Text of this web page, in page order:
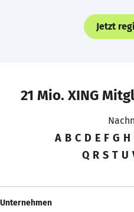
Jetzt
21 Mio. XING
A B C D E F G H
Q R S T U
Unternehmen